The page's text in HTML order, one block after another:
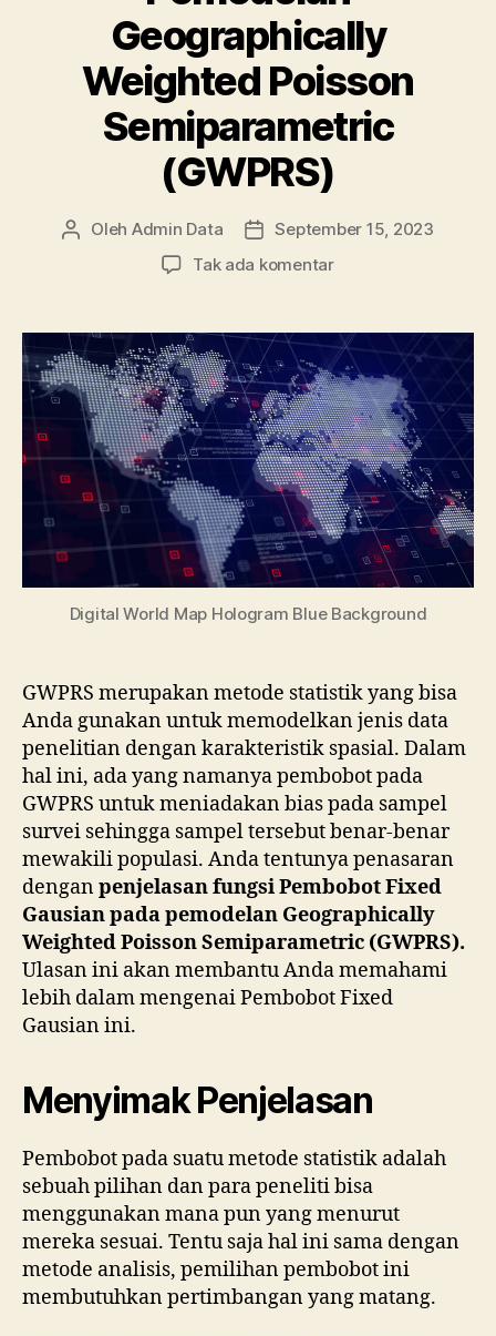
Geographically
Weighted Poisson
Semiparametric
(GWPRS)
Penulis
Oleh Admin Data
Tanggal
artikel
September 15, 2023
Tak ada komentarpada
Pembobot
Fixed
Gausian
pada
Pemodelan
Geographically
Weighted
Poisson
Semiparametric
(GWPRS)
Digital World Map Hologram Blue Background
GWPRS merupakan metode statistik yang bisa
Anda gunakan untuk memodelkan jenis data
penelitian dengan karakteristik spasial. Dalam
hal ini, ada yang namanya pembobot pada
GWPRS untuk meniadakan bias pada sampel
survei sehingga sampel tersebut benar-benar
mewakili populasi. Anda tentunya penasaran
denganpenjelasan fungsi Pembobot Fixed
Gausian pada pemodelan Geographically
Weighted Poisson Semiparametric (GWPRS).
Ulasan ini akan membantu Anda memahami
lebih dalam mengenai Pembobot Fixed
Gausian ini.
Menyimak Penjelasan
Pembobot pada suatu metode statistik adalah
sebuah pilihan dan para peneliti bisa
menggunakan mana pun yang menurut
mereka sesuai. Tentu saja hal ini sama dengan
metode analisis, pemilihan pembobot ini
membutuhkan pertimbangan yang matang.